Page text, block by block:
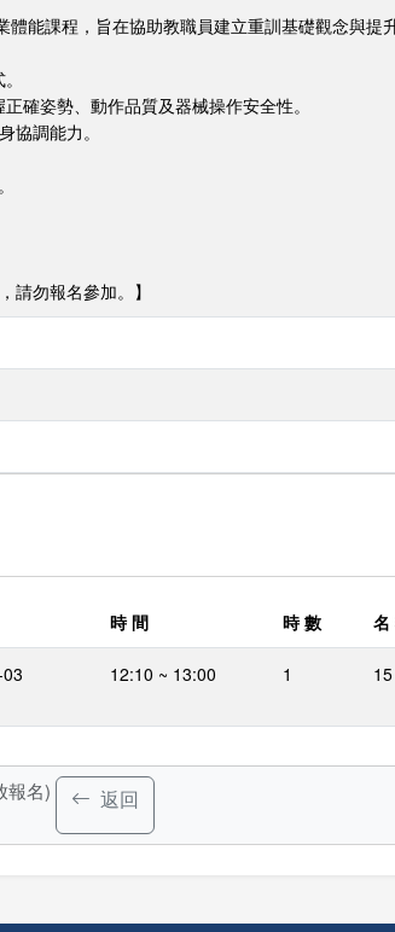
能課程，旨在協助教職員建立重訓基礎觀念與提
確姿勢、動作品質及器械操作安全性。
協調能力。
請勿報名參加。】
時 間 時 數 名
12:10 ~ 13:00 1 15
報名) 返回